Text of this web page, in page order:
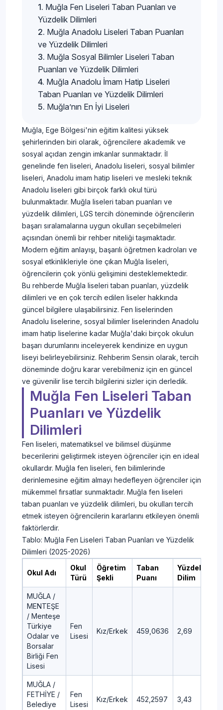
Muğla Fen Liseleri Taban Puanları ve
Yüzdelik Dilimleri
Muğla Anadolu Liseleri Taban Puanları
ve Yüzdelik Dilimleri
Muğla Sosyal Bilimler Liseleri Taban
Puanları ve Yüzdelik Dilimleri
Muğla Anadolu İmam Hatip Liseleri
Taban Puanları ve Yüzdelik Dilimleri
Muğla’nın En İyi Liseleri
Muğla, Ege Bölgesi'nin eğitim kalitesi yüksek
şehirlerinden biri olarak, öğrencilere akademik ve
sosyal açıdan zengin imkanlar sunmaktadır. İl
genelinde fen liseleri, Anadolu liseleri, sosyal bilimler
liseleri, Anadolu imam hatip liseleri ve mesleki teknik
Anadolu liseleri gibi birçok farklı okul türü
bulunmaktadır. Muğla liseleri taban puanları ve
yüzdelik dilimleri, LGS tercih döneminde öğrencilerin
başarı sıralamalarına uygun okulları seçebilmeleri
açısından önemli bir rehber niteliği taşımaktadır.
Modern eğitim anlayışı, başarılı öğretmen kadroları ve
sosyal etkinlikleriyle öne çıkan Muğla liseleri,
öğrencilerin çok yönlü gelişimini desteklemektedir.
Bu rehberde Muğla liseleri taban puanları, yüzdelik
dilimleri ve en çok tercih edilen liseler hakkında
güncel bilgilere ulaşabilirsiniz. Fen liselerinden
Anadolu liselerine, sosyal bilimler liselerinden Anadolu
imam hatip liselerine kadar Muğla'daki birçok okulun
başarı durumlarını inceleyerek kendinize en uygun
liseyi belirleyebilirsiniz. Rehberim Sensin olarak, tercih
döneminde doğru karar verebilmeniz için en güncel
ve güvenilir lise tercih bilgilerini sizler için derledik.
Muğla Fen Liseleri Taban
Puanları ve Yüzdelik
Dilimleri
Fen liseleri, matematiksel ve bilimsel düşünme
becerilerini geliştirmek isteyen öğrenciler için en ideal
okullardır. Muğla fen liseleri, fen bilimlerinde
derinlemesine eğitim almayı hedefleyen öğrenciler için
mükemmel fırsatlar sunmaktadır. Muğla fen liseleri
taban puanları ve yüzdelik dilimleri, bu okulları tercih
etmek isteyen öğrencilerin kararlarını etkileyen önemli
faktörlerdir.
Tablo: Muğla Fen Liseleri Taban Puanları ve Yüzdelik
Dilimleri (2025-2026)
Okul Adı
Okul
Türü
Öğretim
Şekli
Taban
Puanı
Yüzdelik
Dilim
MUĞLA /
MENTEŞE
/ Menteşe
Türkiye
Odalar ve
Borsalar
Birliği Fen
Lisesi
Fen
Lisesi
Kız/Erkek 459,0636 2,69
MUĞLA /
FETHİYE /
Belediye
Fen
Lisesi
Kız/Erkek 452,2597 3,43